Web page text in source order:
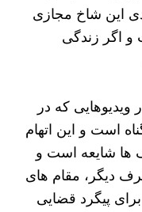
این شاخ مجازی
اگر زندگی
که در
است و این اتهام
ها شایعه است و
طرف دیگر، مقام های
پیگرد قضایی